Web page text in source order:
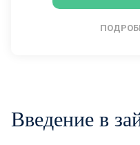
Введение в